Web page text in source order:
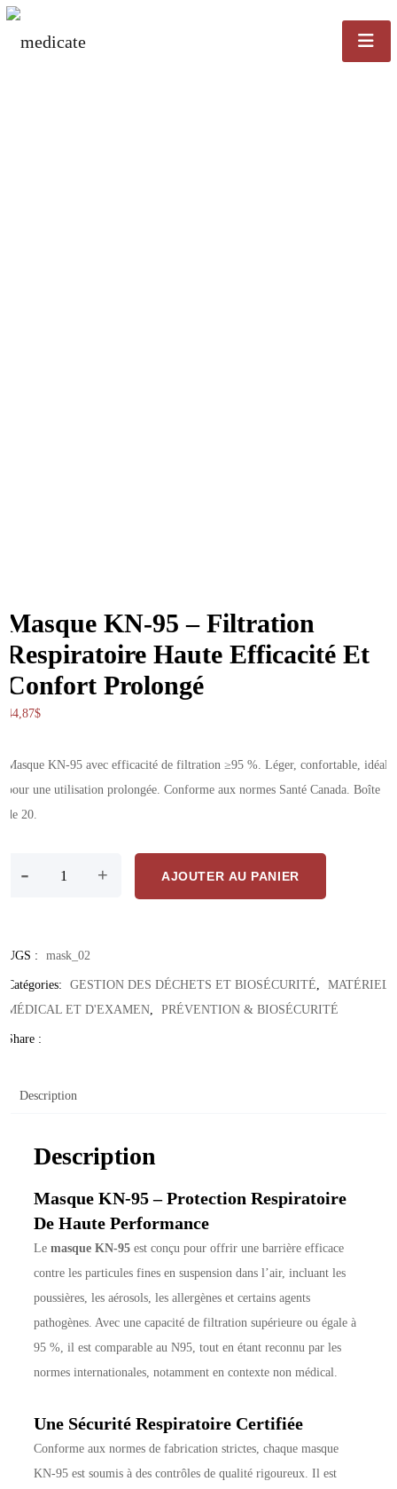
Masque KN-95 – Filtration
Respiratoire Haute Efficacité Et
Confort Prolongé
44,87$
Masque KN-95 avec efficacité de filtration ≥95 %. Léger, confortable, idéal
pour une utilisation prolongée. Conforme aux normes Santé Canada. Boîte
de 20.
- + AJOUTER AU PANIER
UGS : mask_02
Catégories: GESTION DES DÉCHETS ET BIOSÉCURITÉ
MATÉRIEL
MÉDICAL ET D'EXAMEN
PRÉVENTION & BIOSÉCURITÉ
Share :
Description
Description
Masque KN-95 – Protection Respiratoire
De Haute Performance
Lemasque KN-95 est conçu pour offrir une barrière efficace
contre les particules fines en suspension dans l’air, incluant les
poussières, les aérosols, les allergènes et certains agents
pathogènes. Avec une capacité de filtration supérieure ou égale à
95 %, il est comparable au N95, tout en étant reconnu par les
normes internationales, notamment en contexte non médical.
Une Sécurité Respiratoire Certifiée
Conforme aux normes de fabrication strictes, chaque masque
KN-95 est soumis à des contrôles de qualité rigoureux. Il est